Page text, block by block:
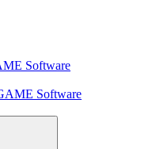
Software
Software